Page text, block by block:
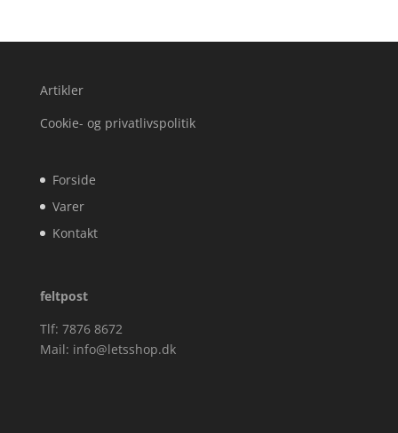
Artikler
Cookie- og privatlivspolitik
Forside
Varer
Kontakt
feltpost
Tlf: 7876 8672
Mail: info@letsshop.dk